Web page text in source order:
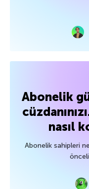
Abonelik
nasıl
Abonelik sahipleri